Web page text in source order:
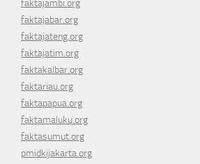
faktajambi.org
faktajabar.org
faktajateng.org
faktajatim.org
faktakalbar.org
faktariau.org
faktapapua.org
faktamaluku.org
faktasumut.org
pmidkijakarta.org